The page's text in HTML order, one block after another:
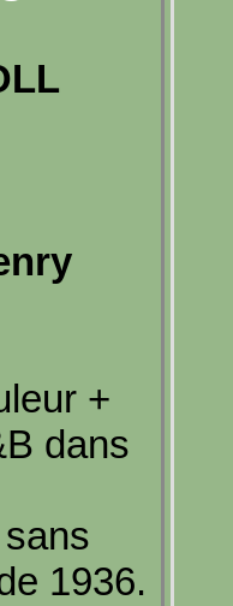
+
dans
1936.